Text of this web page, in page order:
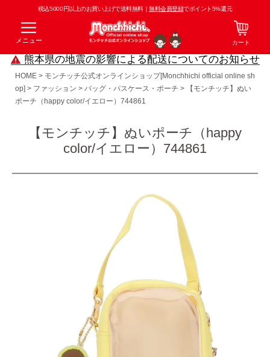
税込5000円以上のお買い上げで送料無料｜無料会員登録でポイント5%還元
メニュー カート
熊本県の地震の影響による配送についてのお知らせ
HOME
モンチッチ公式オンラインショップ[Monchhichi official online sh
op]
ファッション バッグ・パスケース・ポーチ
【モンチッチ】ぬい
ポーチ（happy color/イエロー）744861
【モンチッチ】ぬいポーチ（happy
color/イエロー）744861